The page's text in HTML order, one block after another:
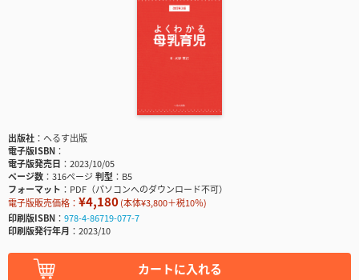
出版社
へるす出版
電子版ISBN
電子版発売日
2023/10/05
ページ数
316ページ判型
B5
フォーマット
PDF（パソコンへのダウンロード不可）
電子版販売価格： ¥4,180(本体¥3,800＋税10％)
印刷版ISBN
978-4-86719-077-7
印刷版発行年月
2023/10
カートに入れる